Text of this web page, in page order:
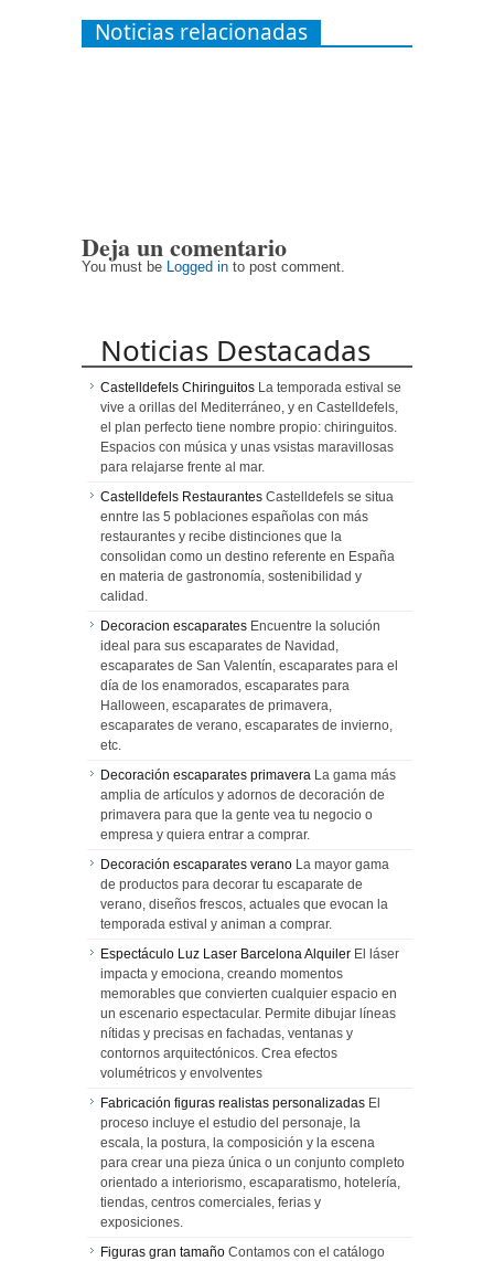
Noticias relacionadas
Deja un comentario
You must be Logged in to post comment.
Noticias Destacadas
Castelldefels Chiringuitos La temporada estival se
vive a orillas del Mediterráneo, y en Castelldefels,
el plan perfecto tiene nombre propio: chiringuitos.
Espacios con música y unas vsistas maravillosas
para relajarse frente al mar.
Castelldefels Restaurantes Castelldefels se situa
enntre las 5 poblaciones españolas con más
restaurantes y recibe distinciones que la
consolidan como un destino referente en España
en materia de gastronomía, sostenibilidad y
calidad.
Decoracion escaparates Encuentre la solución
ideal para sus escaparates de Navidad,
escaparates de San Valentín, escaparates para el
día de los enamorados, escaparates para
Halloween, escaparates de primavera,
escaparates de verano, escaparates de invierno,
etc.
Decoración escaparates primavera La gama más
amplia de artículos y adornos de decoración de
primavera para que la gente vea tu negocio o
empresa y quiera entrar a comprar.
Decoración escaparates verano La mayor gama
de productos para decorar tu escaparate de
verano, diseños frescos, actuales que evocan la
temporada estival y animan a comprar.
Espectáculo Luz Laser Barcelona Alquiler El láser
impacta y emociona, creando momentos
memorables que convierten cualquier espacio en
un escenario espectacular. Permite dibujar líneas
nítidas y precisas en fachadas, ventanas y
contornos arquitectónicos. Crea efectos
volumétricos y envolventes
Fabricación figuras realistas personalizadas El
proceso incluye el estudio del personaje, la
escala, la postura, la composición y la escena
para crear una pieza única o un conjunto completo
orientado a interiorismo, escaparatismo, hotelería,
tiendas, centros comerciales, ferias y
exposiciones.
Figuras gran tamaño Contamos con el catálogo